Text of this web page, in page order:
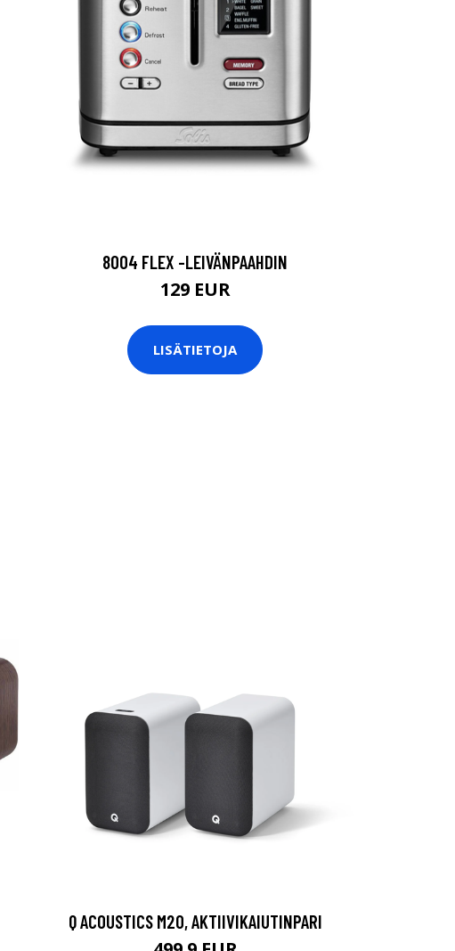
8004 FLEX -LEIVÄNPAAHDIN
129 EUR
LISÄTIETOJA
Q ACOUSTICS M20, AKTIIVIKAIUTINPARI